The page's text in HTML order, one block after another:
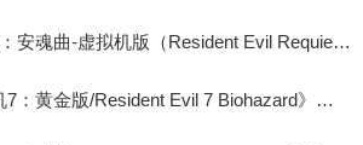
生化危机9：安魂曲-虚拟机版（Resident Evil Requiem HYPERVISOR）免安装中文版
《生化危机7：黄金版/Resident Evil 7 Biohazard》免安装中文版